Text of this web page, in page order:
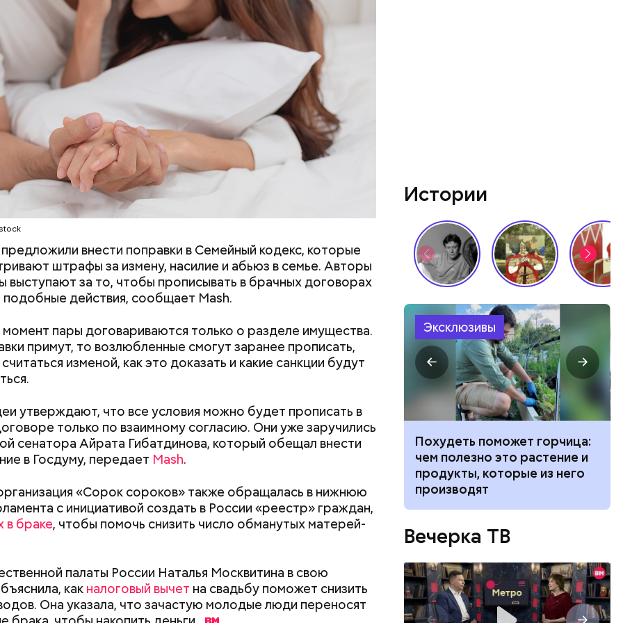
внести поправки в Семейный кодекс, которые
штрафы за измену, насилие и абьюз в семье. Авторы
выступают за то, чтобы прописывать в брачных договорах
подобные действия, сообщает Mash.
пары договариваются только о разделе имущества.
примут, то возлюбленные смогут заранее прописать,
изменой, как это доказать и какие санкции будут
утверждают, что все условия можно будет прописать в
только по взаимному согласию. Они уже заручились
сенатора Айрата Гибатдинова, который обещал внести
в Госдуму, передает Mash.
«Сорок сороков» также обращалась в нижнюю
с инициативой создать в России «реестр» граждан,
в браке, чтобы помочь снизить число обманутых матерей-
палаты России Наталья Москвитина в свою
как налоговый вычет на свадьбу поможет снизить
Она указала, что зачастую молодые люди переносят
день холостяка
день холостяка все мужчины без пары видятся со
устраивают вечеринки, играют в видеоигры и
наслаждаясь свободой и независимостью, пока это
может быть и так, что через год они уже не будут
из кабачков
диабетом;
Истории
Эксклюзивы
кокошником
тренды маникюра в
Выломал дверь ванной и
зарезал: почему москвич
жену
Похудеть поможет горчица:
чем полезно это растение и
продукты, которые из него
производят
ужа и
Вечерка ТВ